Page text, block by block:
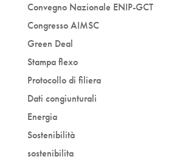
Convegno Nazionale ENIP-GCT
Congresso AIMSC
Green Deal
Stampa flexo
Protocollo di filiera
Dati congiunturali
Energia
Sostenibilità
sostenibilita